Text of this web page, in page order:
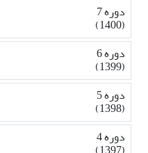
دوره 7
(1400)
دوره 6
(1399)
دوره 5
(1398)
دوره 4